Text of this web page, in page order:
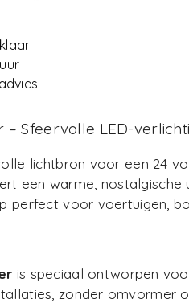
– Sfeervolle LED-
lichtbron voor een 24
een warme,
perfect voor voertuigen,
is speciaal ontworpen
zonder